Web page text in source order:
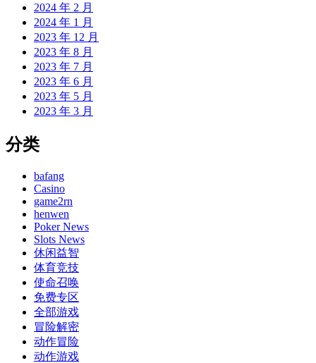
2024 年 2 月
2024 年 1 月
2023 年 12 月
2023 年 8 月
2023 年 7 月
2023 年 6 月
2023 年 5 月
2023 年 3 月
分类
bafang
Casino
game2rn
henwen
Poker News
Slots News
休闲益智
体育竞技
使命召唤
免费专区
全部游戏
冒险解密
动作冒险
动作游戏